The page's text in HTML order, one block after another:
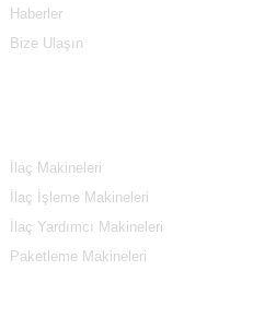
Haberler
Bize Ulaşın
İlaç Makineleri
İlaç İşleme Makineleri
İlaç Yardımcı Makineleri
Paketleme Makineleri